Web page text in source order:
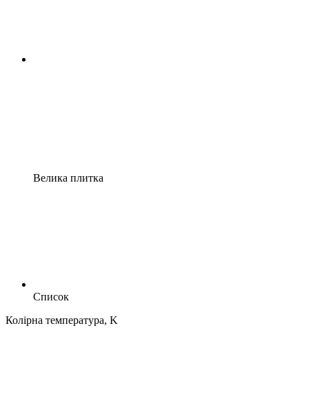
Велика плитка
Список
Колірна температура, K